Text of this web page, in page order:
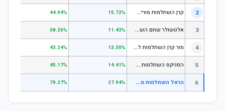
2 ק
רן השתלמות מורים וגננות המסלול הרגיל - מסלול כללי 15.72%
44.94%
3 א
לטשולר שחם השתלמות כללי 11.43%
38.26%
4 מ
ור קרן השתלמות לשכירים ולעצמאים - כללי 13.30%
43.24%
5 ה
פניקס השתלמות כללי 14.41%
45.17%
6 ה
ראל השתלמות מסלול מניות 27.94%
79.27%